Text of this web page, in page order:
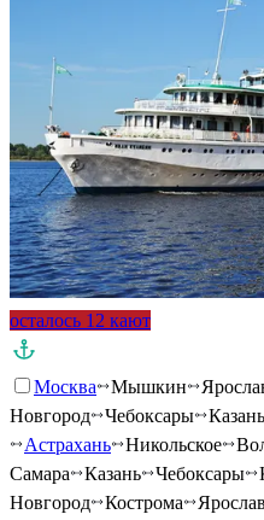
осталось 12 кают
Москва Мышкин
Новгород
Чебоксары Казань
Астрахань
Никольское
Самара
Казань Чебоксары
Новгород
Кострома